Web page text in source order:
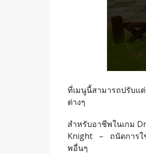
ที่เมนูนี้สามารถปรับแต่
ต่างๆ
สำหรับอาชีพในเกม
Knight – ถนัดการใ
พอื่นๆ